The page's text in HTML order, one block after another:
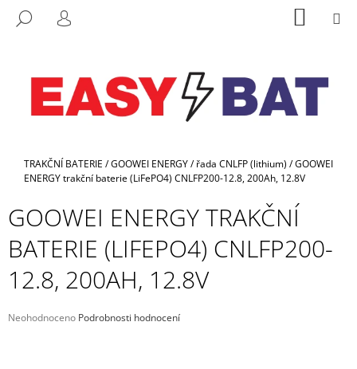
HLEDAT
PŘIHLÁŠENÍ KOŠÍK
Domů
TRAKČNÍ BATERIE /GOOWEI ENERGY/ řada CNLFP (lithium) /GOOWEI
ENERGY trakční baterie (LiFePO4) CNLFP200-12.8, 200Ah, 12.8V
GOOWEI ENERGY TRAKČNÍ
BATERIE (LIFEPO4) CNLFP200-
12.8, 200AH, 12.8V
Průměrné
Neohodnoceno Podrobnosti hodnocení
T
Ř
E
B
U
E
T